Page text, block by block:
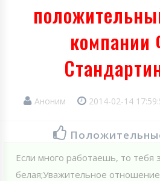
компании
Аноним 2014-02-14
Если много работаешь, то тебя
белая;Уважительное